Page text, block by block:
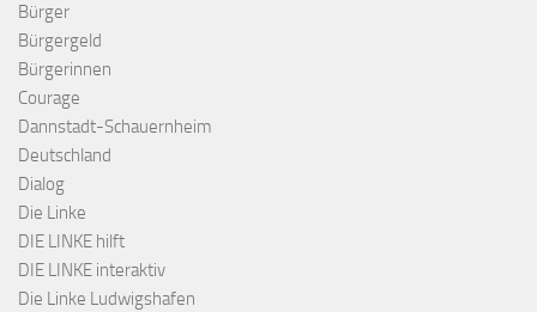
Bürger
Bürgergeld
Bürgerinnen
Courage
Dannstadt-Schauernheim
Deutschland
Dialog
Die Linke
DIE LINKE hilft
DIE LINKE interaktiv
Die Linke Ludwigshafen